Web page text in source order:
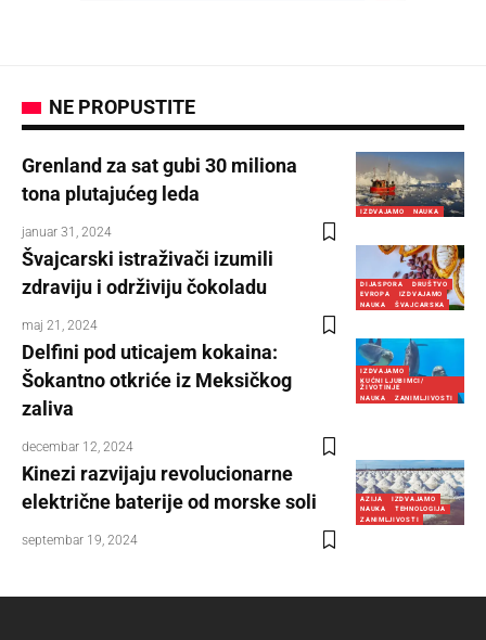
NE PROPUSTITE
IZDVAJAMO NAUKA
Grenland za sat gubi 30 miliona
tona plutajućeg leda
januar 31, 2024
DIJASPORA
DRUŠTVO
EVROPA
IZDVAJAMO
NAUKA
ŠVAJCARSKA
Švajcarski istraživači izumili
zdraviju i održiviju čokoladu
maj 21, 2024
IZDVAJAMO
KUĆNI LJUBIMCI/
ŽIVOTINJE
NAUKA
ZANIMLJIVOSTI
Delfini pod uticajem kokaina:
Šokantno otkriće iz Meksičkog
zaliva
decembar 12, 2024
AZIJA
IZDVAJAMO
NAUKA
TEHNOLOGIJA
ZANIMLJIVOSTI
Kinezi razvijaju revolucionarne
električne baterije od morske soli
septembar 19, 2024